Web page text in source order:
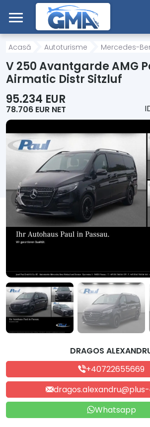
Mergi direct la conținutul principal
Acasă
Autoturisme
Motociclete
Autoutilitare
Alte tipuri vehicule
Despre Noi
Contact
Acasă Autoturisme Mercedes-
V 250 Avantgarde AMG
Airmatic Distr Sitzluf
95.234 EUR
78.706 EUR NET
DRAGOS
+40722655669
Whatsapp